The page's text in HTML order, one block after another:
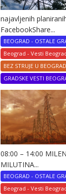
najavljenih
FacebookShare...
BEOGRAD - OSTALE
Beograd - Vesti
BEZ STRUJE U
GRADSKE VESTI
08:00 – 14:00
MILUTINA...
BEOGRAD - OSTALE
Beograd - Vesti